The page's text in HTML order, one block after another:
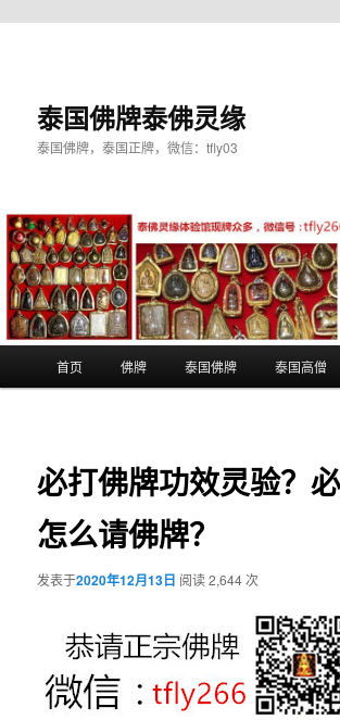
泰国佛牌泰佛灵缘
泰国佛牌，泰国正牌，微信：tfly03
首页 佛牌 泰国佛牌 泰国高僧
必打佛牌功效灵验？必
怎么请佛牌？
发表于2020年12月13日 阅读 2,644 次